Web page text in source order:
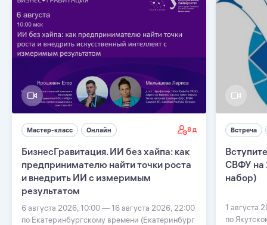
Мастер-класс Онлайн 8 д
БизнесГравитация. ИИ без хайпа: как
предпринимателю найти точки роста
и внедрить ИИ с измеримым
результатом
6 августа 2026, 10:00 — 16 августа 2026, 22:00
по Екатеринбургскому времени (Екатеринбург
Встреча
СВФУ на
набор)
1 августа
по